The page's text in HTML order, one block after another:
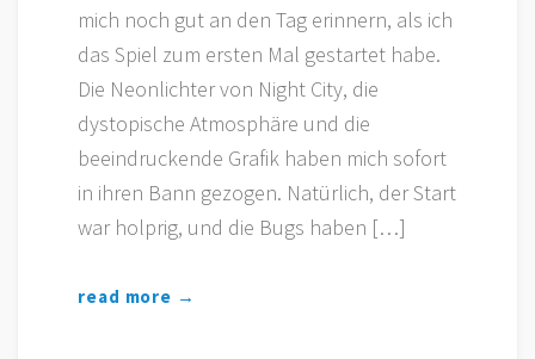
mich noch gut an den Tag erinnern, als ich
das Spiel zum ersten Mal gestartet habe.
Die Neonlichter von Night City, die
dystopische Atmosphäre und die
beeindruckende Grafik haben mich sofort
in ihren Bann gezogen. Natürlich, der Start
war holprig, und die Bugs haben […]
read more →